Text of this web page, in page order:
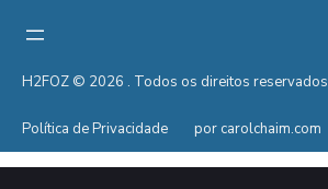
H2FOZ © 2026 . Todos os direitos reservados
Política de Privacidade por carolchaim.com